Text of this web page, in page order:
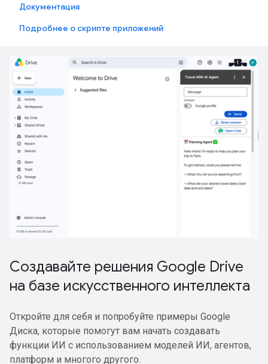
Документация
Подробнее о скрипте приложений
Создавайте решения Google Drive
на базе искусственного интеллекта
Откройте для себя и попробуйте примеры Google
Диска, которые помогут вам начать создавать
функции ИИ с использованием моделей ИИ, агентов,
платформ и многого другого.